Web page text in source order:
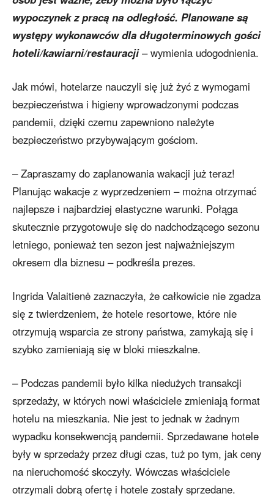
wypoczynek z pracą na odległość. Planowane są
występy wykonawców dla długoterminowych gości
hoteli/kawiarni/restauracji– wymienia udogodnienia.
Jak mówi, hotelarze nauczyli się już żyć z wymogami
bezpieczeństwa i higieny wprowadzonymi podczas
pandemii, dzięki czemu zapewniono należyte
bezpieczeństwo przybywającym gościom.
– Zapraszamy do zaplanowania wakacji już teraz!
Planując wakacje z wyprzedzeniem – można otrzymać
najlepsze i najbardziej elastyczne warunki. Połąga
skutecznie przygotowuje się do nadchodzącego sezonu
letniego, ponieważ ten sezon jest najważniejszym
okresem dla biznesu – podkreśla prezes.
Ingrida Valaitienė zaznaczyła, że całkowicie nie zgadza
się z twierdzeniem, że hotele resortowe, które nie
otrzymują wsparcia ze strony państwa, zamykają się i
szybko zamieniają się w bloki mieszkalne.
– Podczas pandemii było kilka niedużych transakcji
sprzedaży, w których nowi właściciele zmieniają format
hotelu na mieszkania. Nie jest to jednak w żadnym
wypadku konsekwencją pandemii. Sprzedawane hotele
były w sprzedaży przez długi czas, tuż po tym, jak ceny
na nieruchomość skoczyły. Wówczas właściciele
otrzymali dobrą ofertę i hotele zostały sprzedane.